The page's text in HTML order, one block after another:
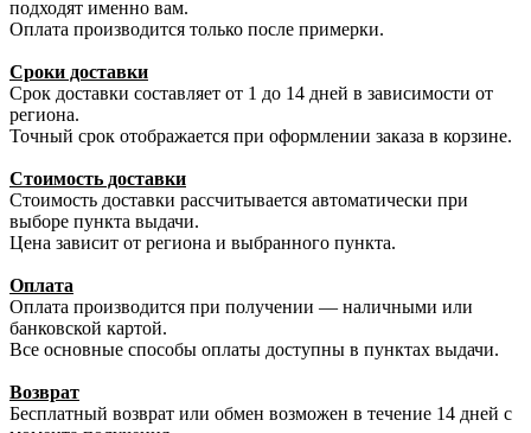
подходят именно вам.
Оплата производится только после примерки.
Сроки доставки
Срок доставки составляет от 1 до 14 дней в зависимости от
региона.
Точный срок отображается при оформлении заказа в корзине.
Стоимость доставки
Стоимость доставки рассчитывается автоматически при
выборе пункта выдачи.
Цена зависит от региона и выбранного пункта.
Оплата
Оплата производится при получении — наличными или
банковской картой.
Все основные способы оплаты доступны в пунктах выдачи.
Возврат
Бесплатный возврат или обмен возможен в течение 14 дней с